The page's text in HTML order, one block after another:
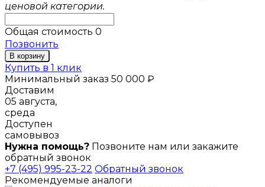
ценовой категории.
Общая стоимость 0
Позвонить
В корзину
Купить в 1 клик
Минимальный заказ 50 000 ₽
Доставим
05 августа,
среда
Доступен
самовывоз
Нужна помощь? Позвоните нам или закажите
обратный звонок
+7 (495) 995-23-22 Обратный звонок
Рекомендуемые аналоги